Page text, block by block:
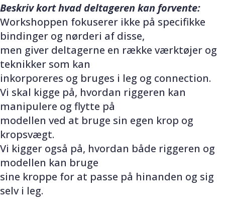
Beskriv kort hvad deltageren kan forvente:
Workshoppen fokuserer ikke på specifikke
bindinger og nørderi af disse,
men giver deltagerne en række værktøjer og
teknikker som kan
inkorporeres og bruges i leg og connection.
Vi skal kigge på, hvordan riggeren kan
manipulere og flytte på
modellen ved at bruge sin egen krop og
kropsvægt.
Vi kigger også på, hvordan både riggeren og
modellen kan bruge
sine kroppe for at passe på hinanden og sig
selv i leg.